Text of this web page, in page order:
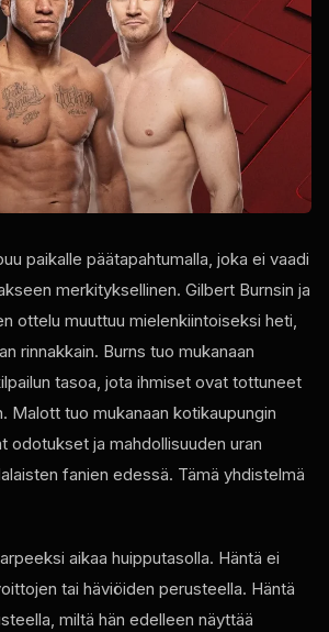
paikalle päätapahtumalla, joka ei vaadi
merkityksellinen. Gilbert Burnsin ja
ottelu muuttuu mielenkiintoiseksi heti,
rinnakkain. Burns tuo mukanaan
tasoa, jota ihmiset ovat tottuneet
Malott tuo mukanaan kotikaupungin
odotukset ja mahdollisuuden uran
fanien edessä. Tämä yhdistelmä
aikaa huipputasolla. Häntä ei
tai häviöiden perusteella. Häntä
miltä hän edelleen näyttää